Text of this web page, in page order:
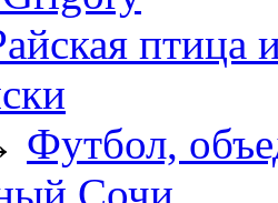
птица
Футбол,